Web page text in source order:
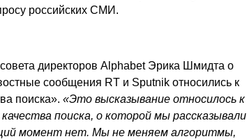
российских СМИ.
директоров Alphabet Эрика Шмидта о
сообщения RT и Sputnik относились к
поиска». «Это высказывание относилось к
поиска, о которой мы рассказывали
момент нет. Мы не меняем алгоритмы,